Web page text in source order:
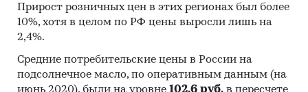
окупаемости
Выдержки из исследования
Российский рынок подсолнечного масла
Прирост розничных цен в этих регионах был более
10%, хотя в целом по РФ цены выросли лишь на
2,4%.
Средние потребительские цены в России на
подсолнечное масло, по оперативным данным (на